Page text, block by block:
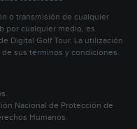
o transmisión de cualquier
por cualquier medio, es
Digital Golf Tour. La utilización
de sus términos y condiciones.
Nacional de Protección de
Humanos.